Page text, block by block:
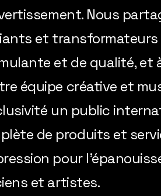
Nous
et transformateurs
et de qualité, et
équipe créative et
un public
de produits et
pour
et artistes.